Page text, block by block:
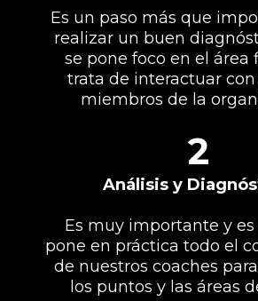
Es un paso más que
realizar un buen
se pone foco en el área
trata de interactuar con
miembros de la
2
Análisis y
Es muy importante y es
pone en práctica todo el
de nuestros coaches
los puntos y las áreas